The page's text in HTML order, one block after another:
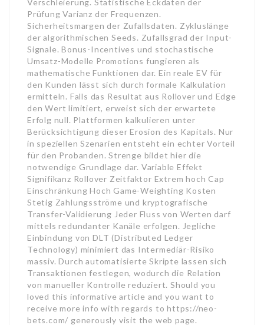
Verschleierung. Statistische Eckdaten der
Prüfung Varianz der Frequenzen.
Sicherheitsmargen der Zufallsdaten. Zykluslänge
der algorithmischen Seeds. Zufallsgrad der Input-
Signale. Bonus-Incentives und stochastische
Umsatz-Modelle Promotions fungieren als
mathematische Funktionen dar. Ein reale EV für
den Kunden lässt sich durch formale Kalkulation
ermitteln. Falls das Resultat aus Rollover und Edge
den Wert limitiert, erweist sich der erwartete
Erfolg null. Plattformen kalkulieren unter
Berücksichtigung dieser Erosion des Kapitals. Nur
in speziellen Szenarien entsteht ein echter Vorteil
für den Probanden. Strenge bildet hier die
notwendige Grundlage dar. Variable Effekt
Signifikanz Rollover Zeitfaktor Extrem hoch Cap
Einschränkung Hoch Game-Weighting Kosten
Stetig Zahlungsströme und kryptografische
Transfer-Validierung Jeder Fluss von Werten darf
mittels redundanter Kanäle erfolgen. Jegliche
Einbindung von DLT (Distributed Ledger
Technology) minimiert das Intermediär-Risiko
massiv. Durch automatisierte Skripte lassen sich
Transaktionen festlegen, wodurch die Relation
von manueller Kontrolle reduziert. Should you
loved this informative article and you want to
receive more info with regards to https://neo-
bets.com/ generously visit the web page.